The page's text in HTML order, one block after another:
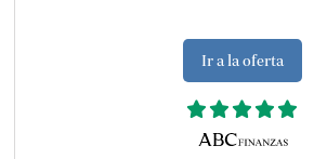
Ir a la oferta